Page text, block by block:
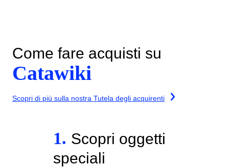
Come fare acquisti su
Catawiki
Scopri di più sulla nostra Tutela degli acquirenti
1. Scopri oggetti
speciali